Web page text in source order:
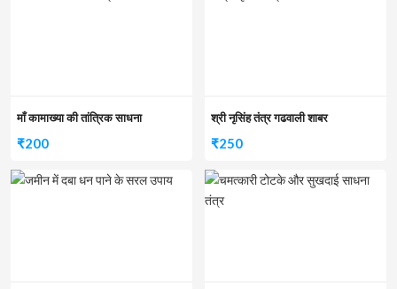
माँ कामाख्या की तांत्रिक साधना
₹200
श्री नृसिंह तंत्र गढवाली शाबर
₹250